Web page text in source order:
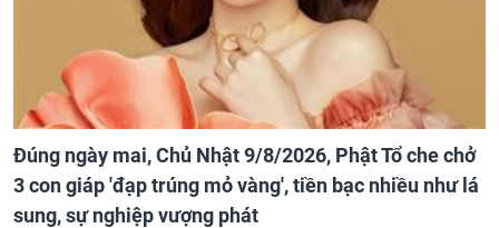
Đúng ngày mai, Chủ Nhật 9/8/2026, Phật Tổ che chở
3 con giáp 'đạp trúng mỏ vàng', tiền bạc nhiều như lá
sung, sự nghiệp vượng phát